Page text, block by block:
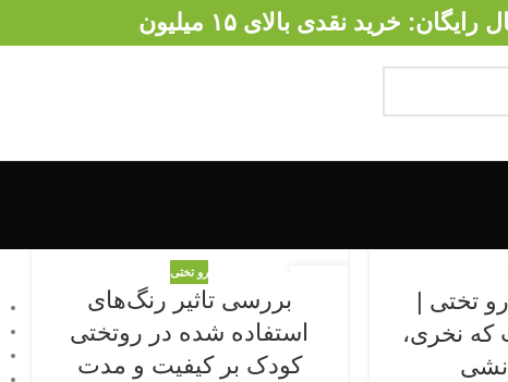
رایگان: خرید نقدی بالای ۱۵ میلیون
تختی |
که نخری،
رو تختی
بررسی تاثیر رنگ‌های
استفاده شده در روتختی
کودک بر کیفیت و مدت